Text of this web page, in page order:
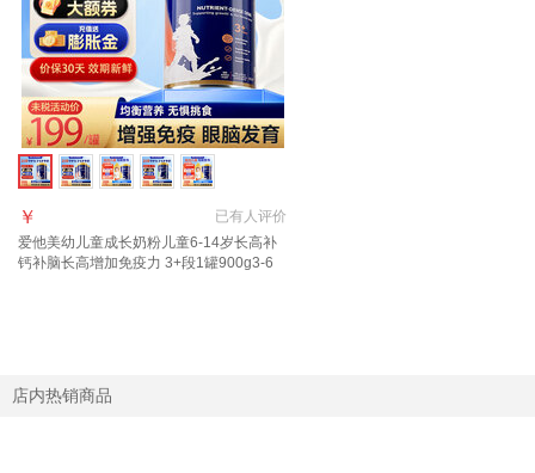
已有人评价
￥
爱他美幼儿童成长奶粉儿童6-14岁长高补
钙补脑长高增加免疫力 3+段1罐900g3-6
店内热销商品